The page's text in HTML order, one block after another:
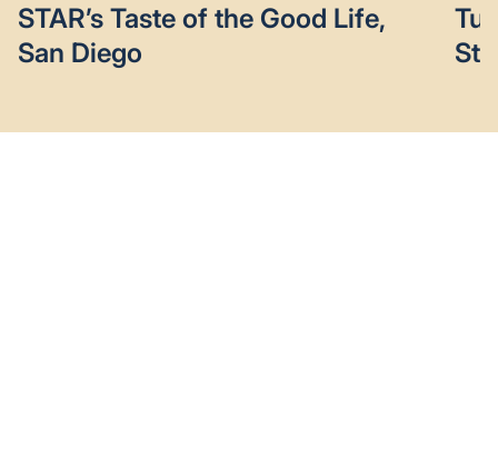
STAR’s Taste of the Good Life,
San Diego